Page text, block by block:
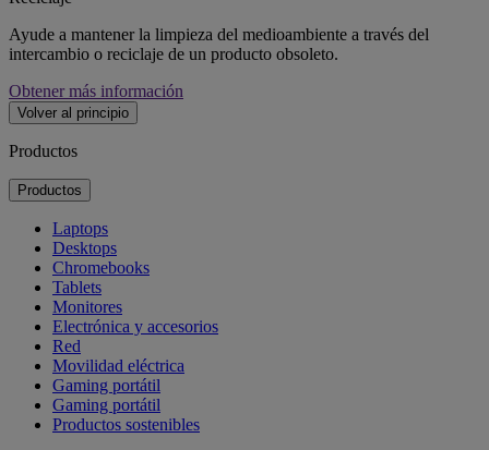
Ayude a mantener la limpieza del medioambiente a través del
intercambio o reciclaje de un producto obsoleto.
Obtener más información
Volver al principio
Productos
Productos
Laptops
Desktops
Chromebooks
Tablets
Monitores
Electrónica y accesorios
Red
Movilidad eléctrica
Gaming portátil
Gaming portátil
Productos sostenibles